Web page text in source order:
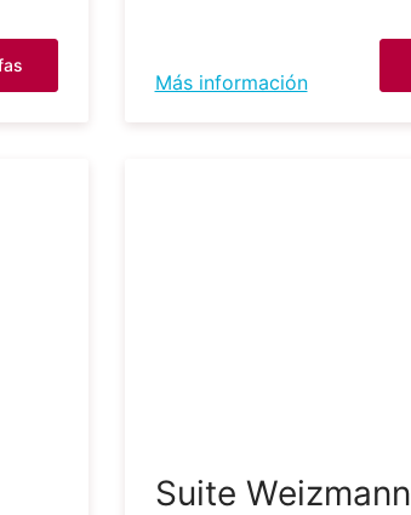
Más información
Suite Weizmann